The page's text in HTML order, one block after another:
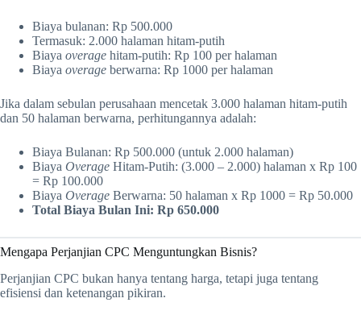
Biaya bulanan: Rp 500.000
Termasuk: 2.000 halaman hitam-putih
Biaya overage hitam-putih: Rp 100 per halaman
Biaya overage berwarna: Rp 1000 per halaman
Jika dalam sebulan perusahaan mencetak 3.000 halaman hitam-putih
dan 50 halaman berwarna, perhitungannya adalah:
Biaya Bulanan: Rp 500.000 (untuk 2.000 halaman)
Biaya Overage Hitam-Putih: (3.000 – 2.000) halaman x Rp 100
= Rp 100.000
Biaya Overage Berwarna: 50 halaman x Rp 1000 = Rp 50.000
Total Biaya Bulan Ini: Rp 650.000
Mengapa Perjanjian CPC Menguntungkan Bisnis?
Perjanjian CPC bukan hanya tentang harga, tetapi juga tentang
efisiensi dan ketenangan pikiran.